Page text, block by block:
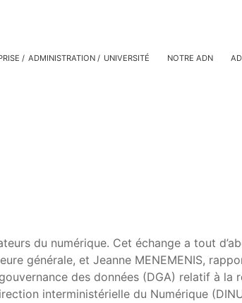
ADMINISTRATION UNIVERSITÉ NOTRE ADN
du numérique. Cet échange a tout
générale, et Jeanne MENEMENIS,
des données (DGA) relatif à la
interministérielle du Numérique